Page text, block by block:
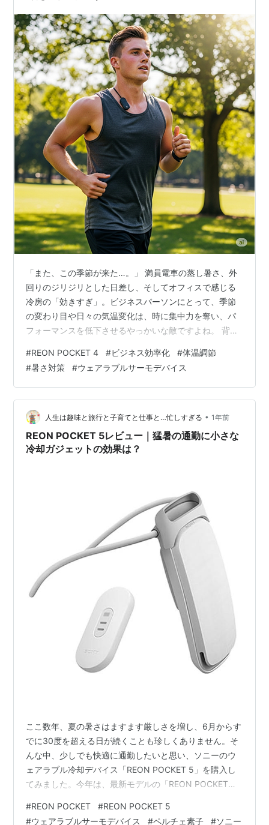
「また、この季節が来た…。」 満員電車の蒸し暑さ、外
回りのジリジリとした日差し、そしてオフィスで感じる
冷房の「効きすぎ」。ビジネスパーソンにとって、季節
の変わり目や日々の気温変化は、時に集中力を奪い、パ
フォーマンスを低下させるやっかいな敵ですよね。 背中
ってしまう不快感…。「なんとかしたい！」と強く願う
あなたのその声、SONY REON POCKET 4が解決しま
す。これは単なる冷却・温熱デバイスではありません。
あなたのビジネススタイルと、一年間のパフォーマンス
を劇的に変える「パーソナル体温調整パートナー」なの
です。 今回は、日々気温と戦うビ…
#REON POCKET 4 #ビジネス効率化 #体温調節
#暑さ対策 #ウェアラブルサーモデバイス
人生は趣味と旅行と子育てと仕事と…忙しすぎる • 1年前
REON POCKET 5レビュー｜猛暑の通勤に小さな
冷却ガジェットの効果は？
ここ数年、夏の暑さはますます厳しさを増し、6月からす
でに30度を超える日が続くことも珍しくありません。そ
んな中、少しでも快適に通勤したいと思い、ソニーのウ
ェアラブル冷却デバイス「REON POCKET 5」を購入し
てみました。今年は、最新モデルの「REON POCKET
#REON POCKET #REON POCKET 5
#ウェアラブルサーモデバイス #ペルチェ素子 #ソニー